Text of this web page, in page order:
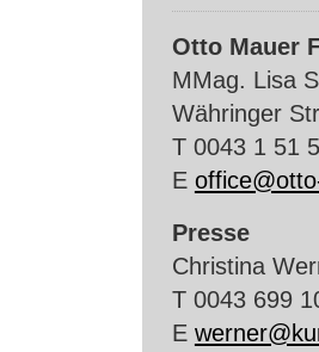
Otto Mauer
MMag. Lisa
Währinger
T 0043 1 51
E
Presse
Christina
T 0043 699
E